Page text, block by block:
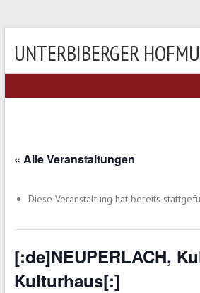
UNTERBIBERGER
« Alle Veranstaltungen
Diese Veranstaltung hat bereits
[:de]NEUPERLACH,
Kulturhaus[:]